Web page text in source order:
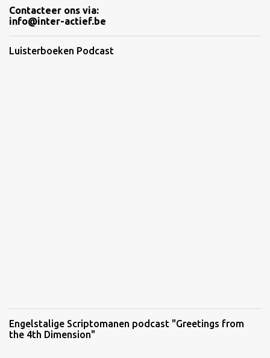
Contacteer ons via:
info@inter-actief.be
Luisterboeken Podcast
Engelstalige Scriptomanen podcast "Greetings from
the 4th Dimension"